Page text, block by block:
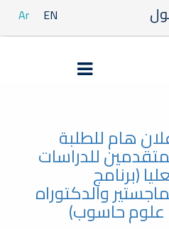
Ar EN
هام للطلبة
للدراسات
(برنامج
والدكتوراه
حاسوب)